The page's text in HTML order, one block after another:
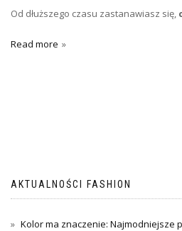
Od dłuższego czasu zastanawiasz się,
Read more
AKTUALNOŚCI FASHION
Kolor ma znaczenie: Najmodniejsze